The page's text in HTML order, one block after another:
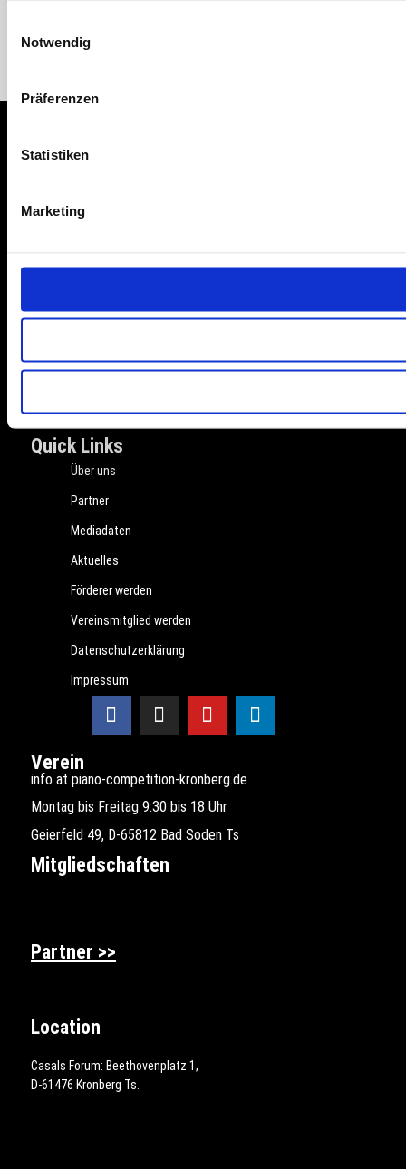
Notwendig
Präferenzen
Statistiken
Marketing
Anmeldung
Übernachtungsmöglichkeiten
Rahmenprogramm
Quick Links
Über uns
Partner
Mediadaten
Aktuelles
Förderer werden
Vereinsmitglied werden
Datenschutzerklärung
Impressum
Verein
info at piano-competition-kronberg.de
Montag bis Freitag 9:30 bis 18 Uhr
Geierfeld 49, D-65812 Bad Soden Ts
Mitgliedschaften
Partner >>
Location
Casals Forum: Beethovenplatz 1,
D-61476 Kronberg Ts.